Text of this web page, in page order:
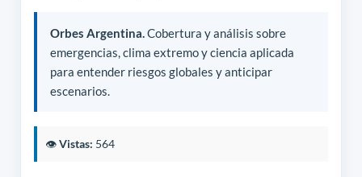
Orbes Argentina.Cobertura y análisis sobre
emergencias, clima extremo y ciencia aplicada
para entender riesgos globales y anticipar
escenarios.
👁️Vistas: 564